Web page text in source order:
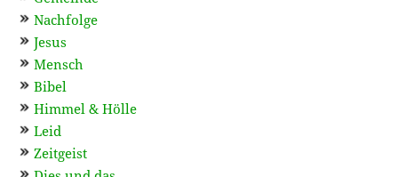
Nachfolge
Jesus
Mensch
Bibel
Himmel & Hölle
Leid
Zeitgeist